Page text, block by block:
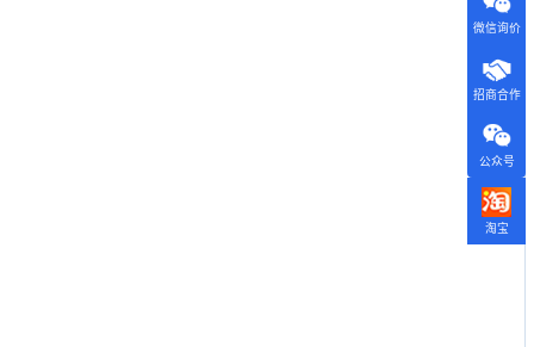
微信询价
招商合作
公众号
淘宝